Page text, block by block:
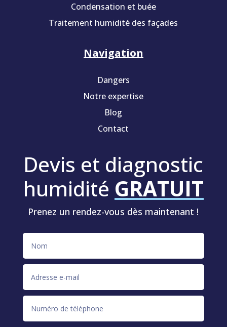
Condensation et buée
Traitement humidité des façades
Navigation
Dangers
Notre expertise
Blog
Contact
Devis et diagnostic
humidité GRATUIT
Prenez un rendez-vous dès maintenant !